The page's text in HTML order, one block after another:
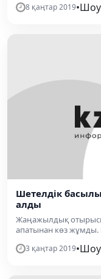
8 қаңтар 2019•
Шетелдік
алды
Жаңажылдық
апатынан көз жұмды.
3 қаңтар 2019•